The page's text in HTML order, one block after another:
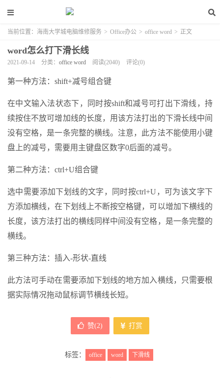
当前位置： 海南大学城电脑维修服务 > Office办公 > office word > 正文
word怎么打下滑长线
2021-09-14 分类： office word 阅读(2040) 评论(0)
第一种方法：shift+减号组合键
在中文输入法状态下，同时按shift和减号可打出下滑线，持
续按住不放可增加线的长度，用该方法打出的下滑长线中间
没有空格，是一条完整的横线。注意，此方法不能使用小键
盘上的减号，需要用主键盘区数字0后面的减号。
第二种方法：ctrl+U组合键
选中需要添加下划线的文字，同时按ctrl+U，可为该文字下
方添加横线，在下划线上不断按空格键，可以增加下横线的
长度，该方法打出的横线同样中间没有空格，是一条完整的
横线。
第三种方法：插入-形状-直线
此方法可手动在需要添加下划线的地方加入横线，只需要根
据实际情况拖动鼠标调节横线长短。
赞(2) 打赏
标签： office word 下滑线